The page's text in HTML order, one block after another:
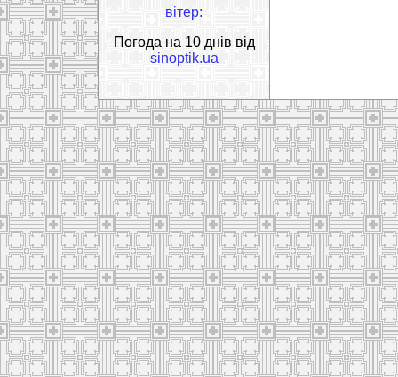
вітер:
Погода на 10 днів від
sinoptik.ua